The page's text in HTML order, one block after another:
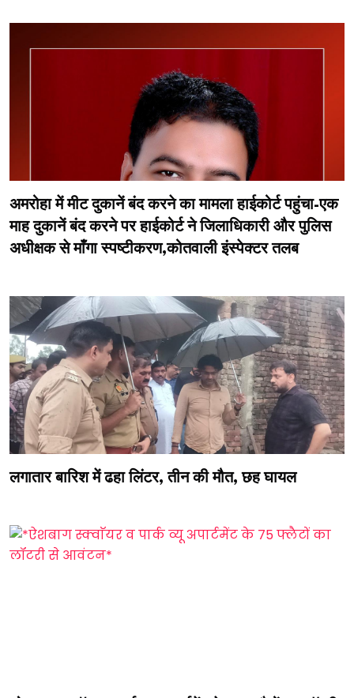
अमरोहा में मीट दुकानें बंद करने का मामला हाईकोर्ट पहुंचा-एक
माह दुकानें बंद करने पर हाईकोर्ट ने जिलाधिकारी और पुलिस
अधीक्षक से माँगा स्पष्टीकरण,कोतवाली इंस्पेक्टर तलब
लगातार बारिश में ढहा लिंटर, तीन की मौत, छह घायल